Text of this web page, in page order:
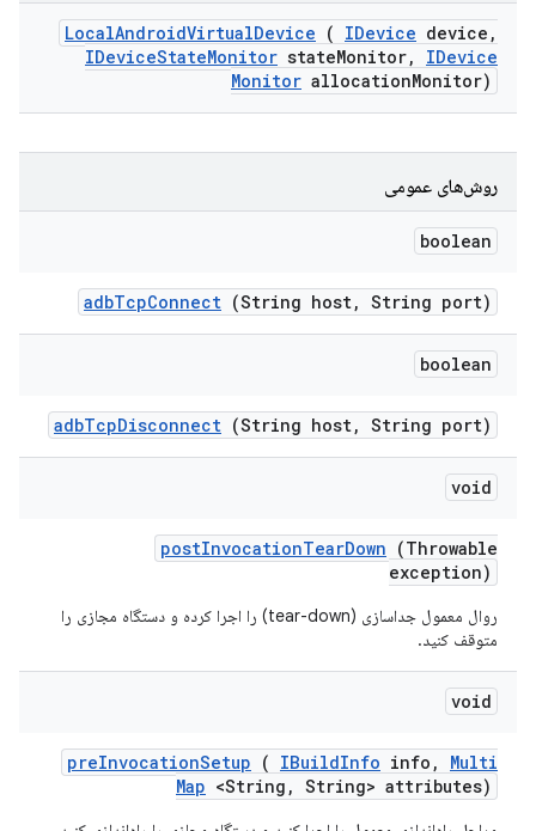
LocalAndroidVirtualDevice ( IDevice device ,
IDeviceStateMonitor stateMonitor,
IDevice
Monitor allocationMonitor)
روش‌های عمومی
boolean
adbTcpConnect (String host, String port)
boolean
adbTcpDisconnect (String host, String port)
void
postInvocationTearDown (Throwable
exception)
روال معمول جداسازی (tear-down) را اجرا کرده و دستگاه مجازی را
متوقف کنید.
void
preInvocationSetup ( IBuildInfo info ,
Multi
Map <String , String> attributes)